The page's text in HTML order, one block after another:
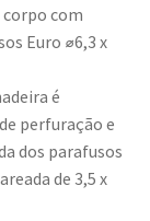
com
Euro ⌀6,3 x
é
perfuração e
dos parafusos
de 3,5 x